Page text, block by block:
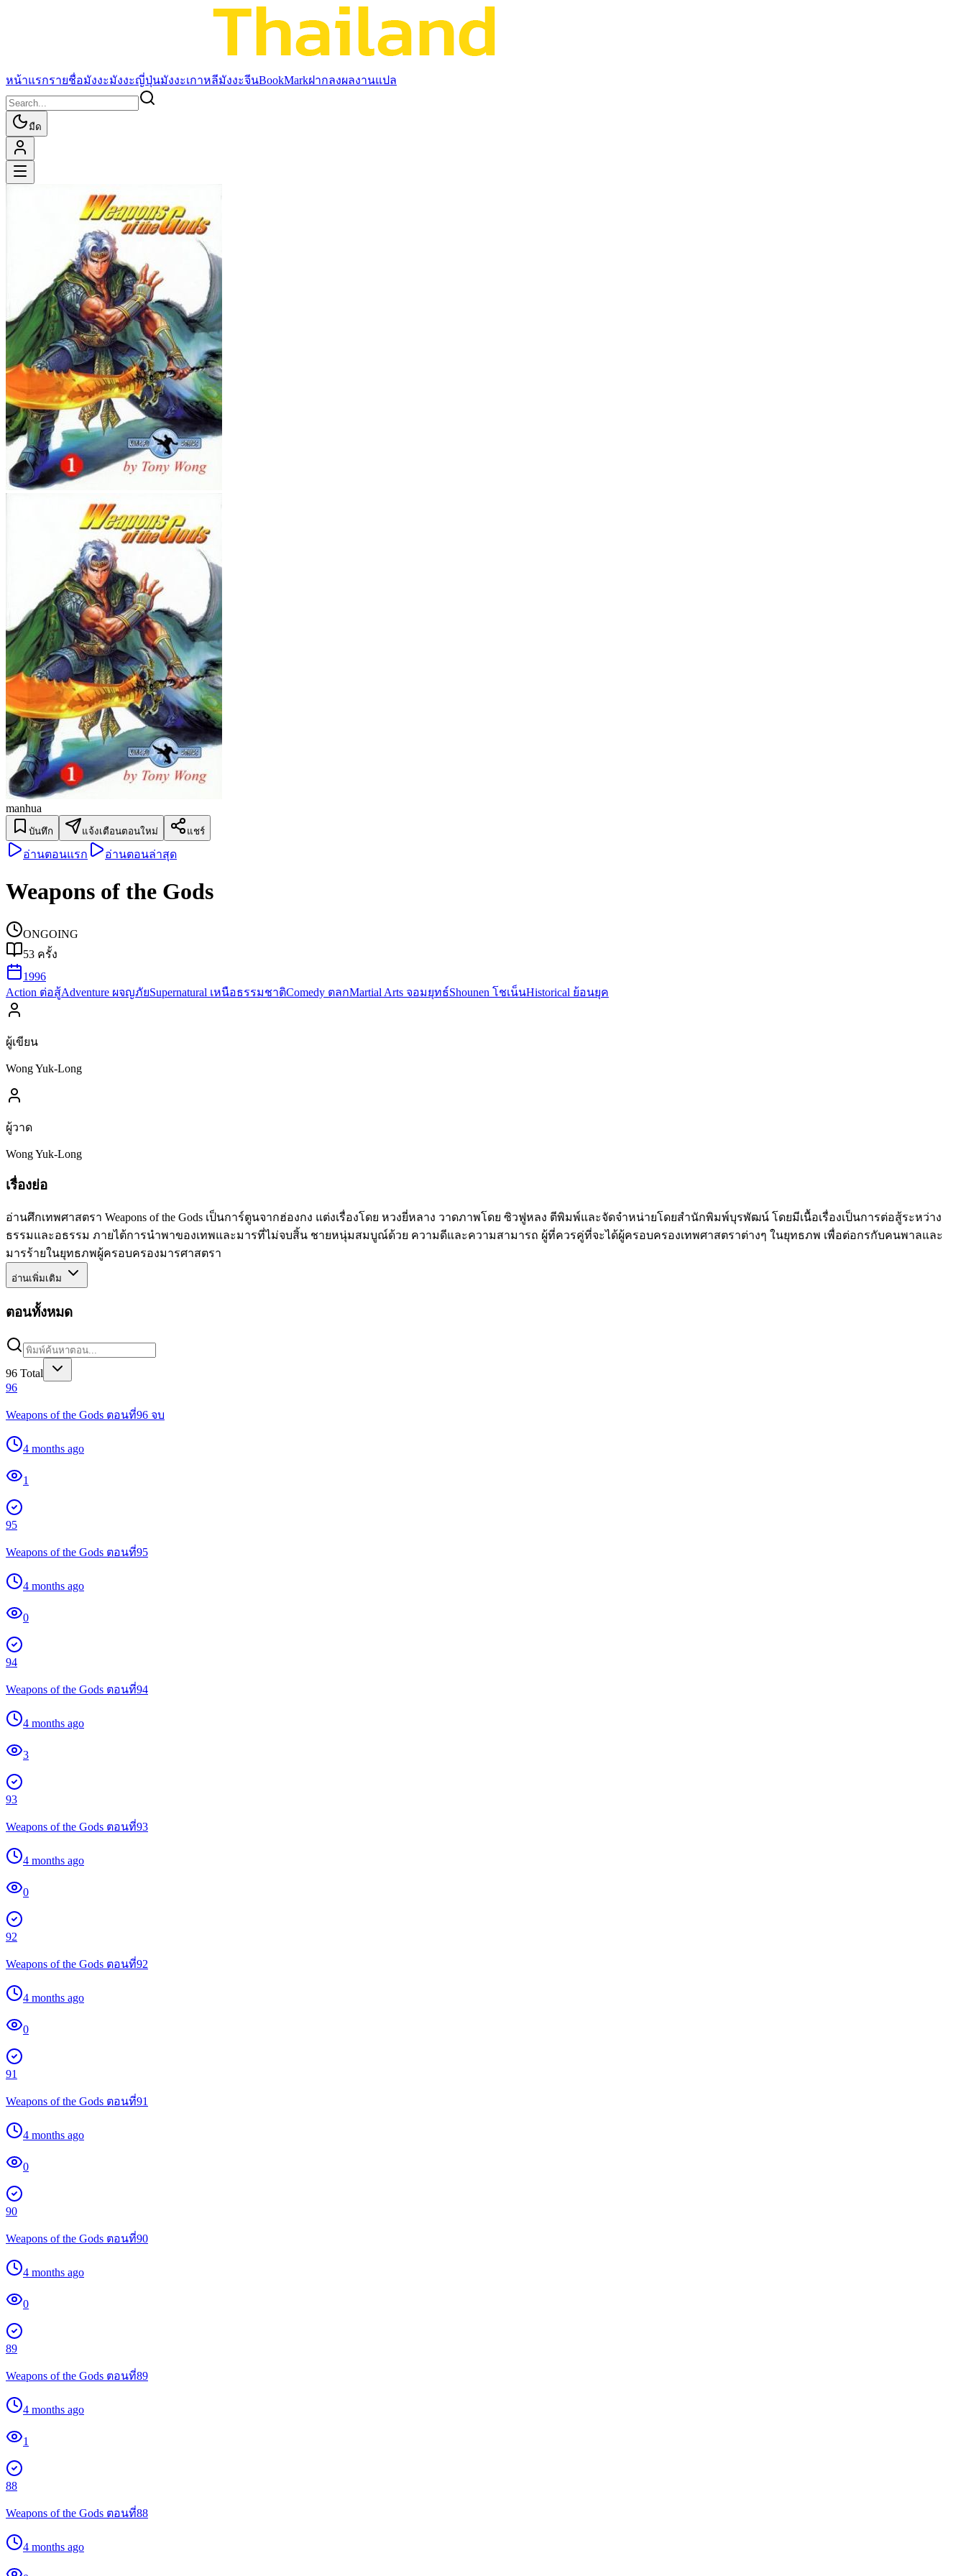
หน้าแรกรายชื่อมังงะมังงะญี่ปุ่นมังงะเกาหลีมังงะจีนBookMarkฝากลงผลงานแปล
มืด
manhua
บันทึก แจ้งเตือนตอนใหม่ แชร์
อ่านตอนแรก อ่านตอนล่าสุด
Weapons of the Gods
ONGOING
53 ครั้ง
1996
Action ต่อสู้Adventure ผจญภัยSupernatural เหนือธรรมชาติComedy ตลกMartial Arts จอมยุทธ์Shounen โชเน็นHistorical ย้อนยุค
ผู้เขียน
Wong Yuk-Long
ผู้วาด
Wong Yuk-Long
เรื่องย่อ
อ่านศึกเทพศาสตรา Weapons of the Gods เป็นการ์ตูนจากฮ่องกง แต่งเรื่องโดย หวงยี่หลาง วาดภาพโดย ซิวฟูหลง ตีพิมพ์และจัดจำหน่ายโดยสำนักพิมพ์บุรพัฒน์ โดยมีเนื้อเรื่องเป็นการต่อสู้ระหว่าง
ธรรมและอธรรม ภายไต้การนำพาของเทพและมารที่ไม่จบสิ้น ชายหนุ่มสมบูณ์ด้วย ความดีและความสามารถ ผู้ที่ควรคู่ที่จะได้ผู้ครอบครองเทพศาสตราต่างๆ ในยุทธภพ เพื่อต่อกรกับคนพาลและ
มารร้ายในยุทธภพผู้ครอบครองมารศาสตรา
อ่านเพิ่มเติม
ตอนทั้งหมด
96 Total
96
Weapons of the Gods ตอนที่96 จบ
4 months ago
1
95
Weapons of the Gods ตอนที่95
4 months ago
0
94
Weapons of the Gods ตอนที่94
4 months ago
3
93
Weapons of the Gods ตอนที่93
4 months ago
0
92
Weapons of the Gods ตอนที่92
4 months ago
0
91
Weapons of the Gods ตอนที่91
4 months ago
0
90
Weapons of the Gods ตอนที่90
4 months ago
0
89
Weapons of the Gods ตอนที่89
4 months ago
1
88
Weapons of the Gods ตอนที่88
4 months ago